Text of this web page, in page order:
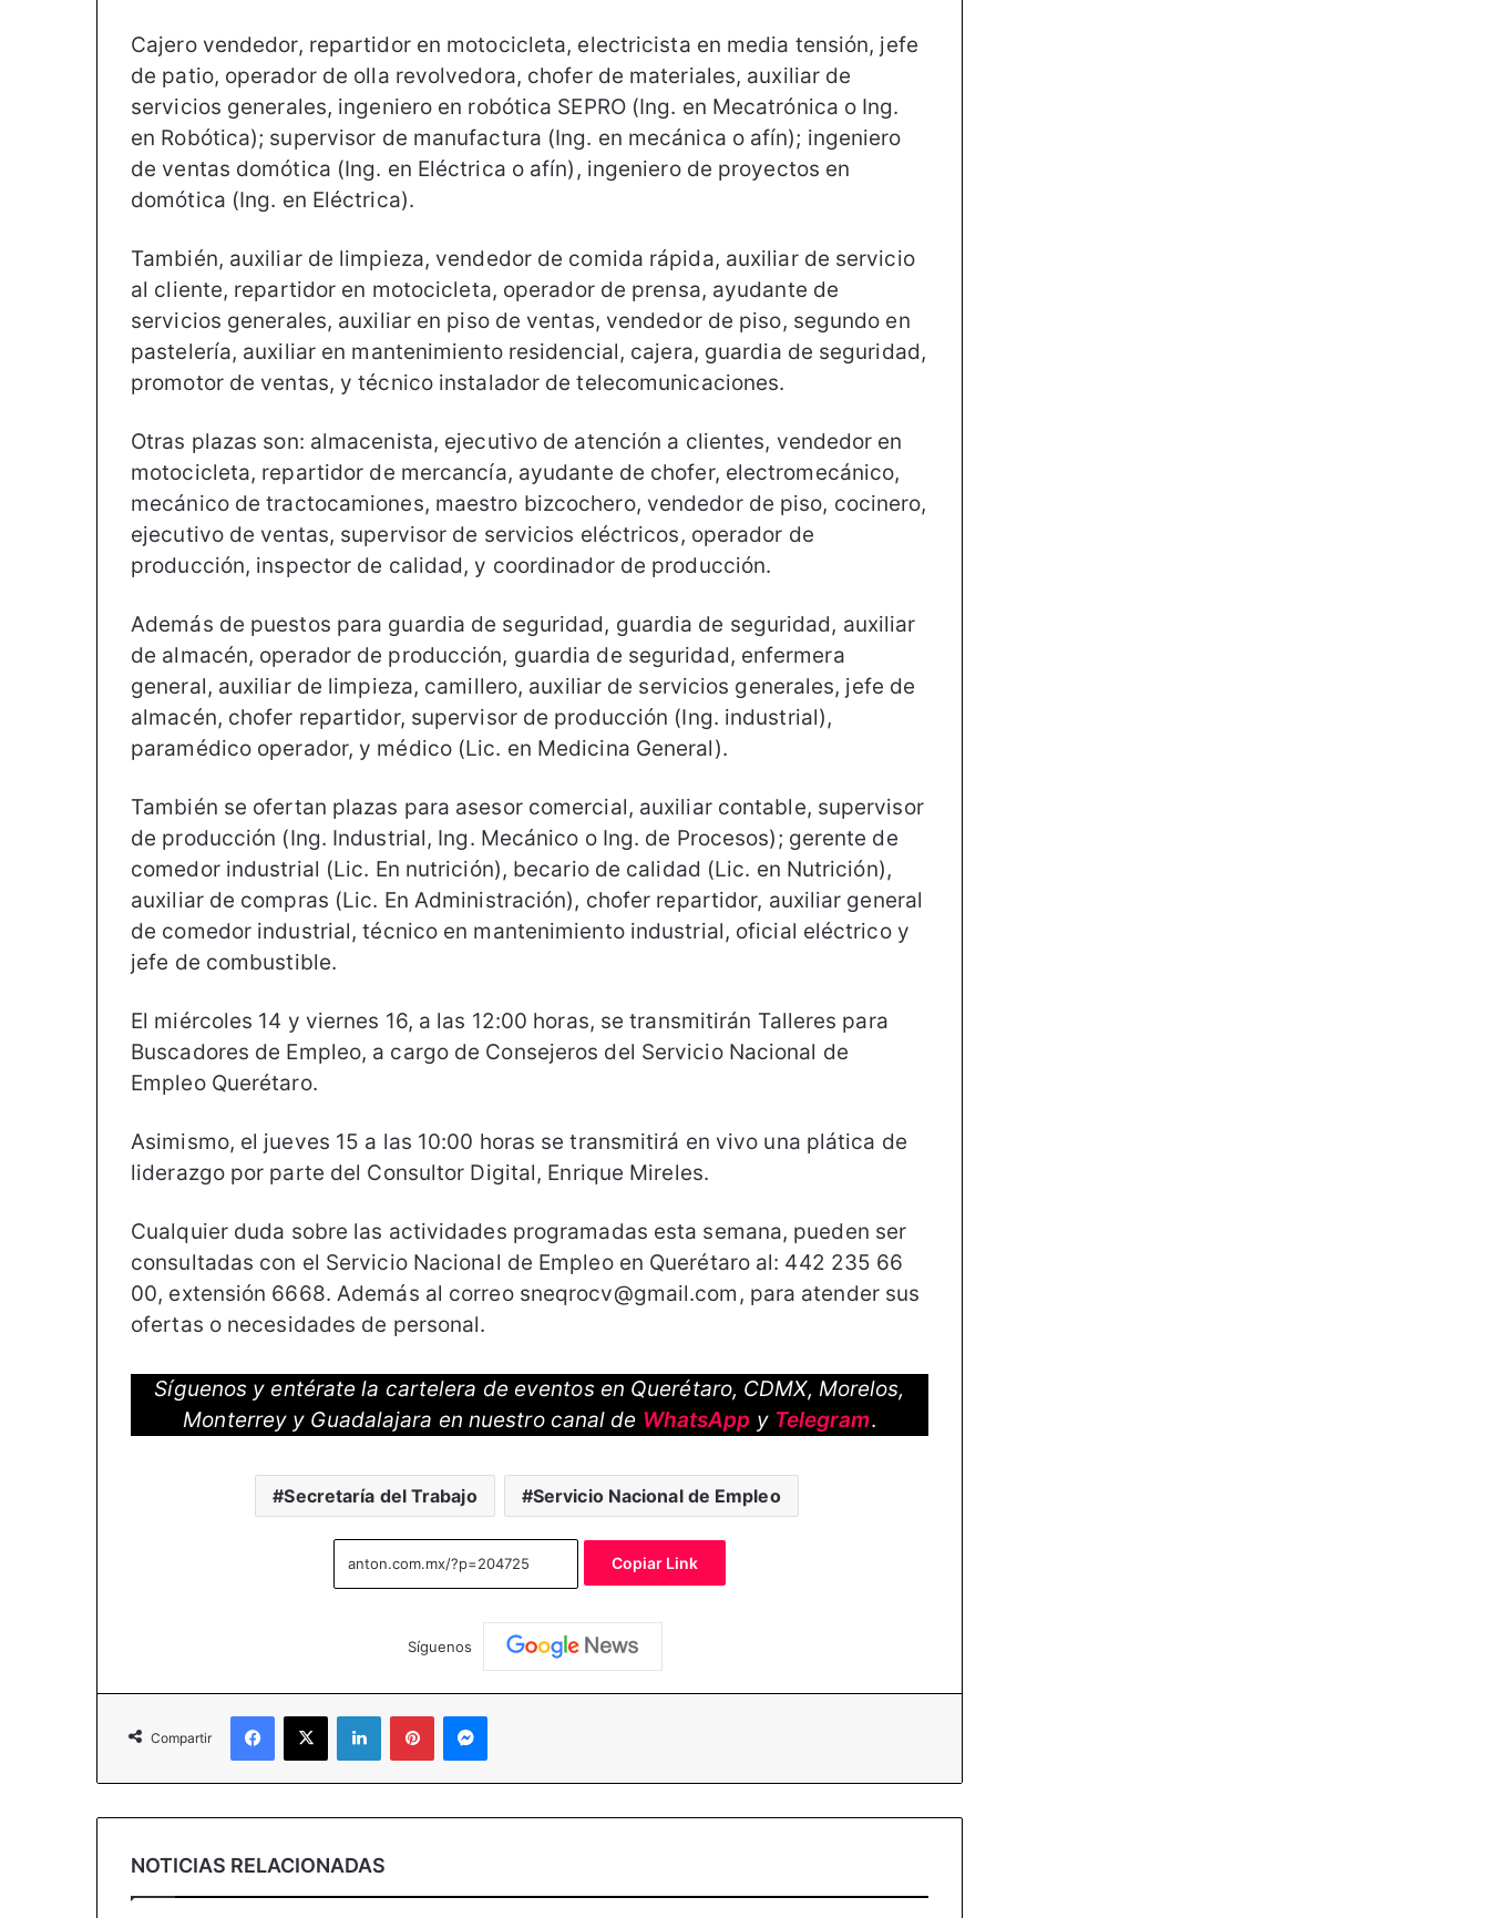
Cajero vendedor, repartidor en motocicleta, electricista en media tensión, jefe
de patio, operador de olla revolvedora, chofer de materiales, auxiliar de
servicios generales, ingeniero en robótica SEPRO (Ing. en Mecatrónica o Ing.
en Robótica); supervisor de manufactura (Ing. en mecánica o afín); ingeniero
de ventas domótica (Ing. en Eléctrica o afín), ingeniero de proyectos en
domótica (Ing. en Eléctrica).
También, auxiliar de limpieza, vendedor de comida rápida, auxiliar de servicio
al cliente, repartidor en motocicleta, operador de prensa, ayudante de
servicios generales, auxiliar en piso de ventas, vendedor de piso, segundo en
pastelería, auxiliar en mantenimiento residencial, cajera, guardia de seguridad,
promotor de ventas, y técnico instalador de telecomunicaciones.
Otras plazas son: almacenista, ejecutivo de atención a clientes, vendedor en
motocicleta, repartidor de mercancía, ayudante de chofer, electromecánico,
mecánico de tractocamiones, maestro bizcochero, vendedor de piso, cocinero,
ejecutivo de ventas, supervisor de servicios eléctricos, operador de
producción, inspector de calidad, y coordinador de producción.
Además de puestos para guardia de seguridad, guardia de seguridad, auxiliar
de almacén, operador de producción, guardia de seguridad, enfermera
general, auxiliar de limpieza, camillero, auxiliar de servicios generales, jefe de
almacén, chofer repartidor, supervisor de producción (Ing. industrial),
paramédico operador, y médico (Lic. en Medicina General).
También se ofertan plazas para asesor comercial, auxiliar contable, supervisor
de producción (Ing. Industrial, Ing. Mecánico o Ing. de Procesos); gerente de
comedor industrial (Lic. En nutrición), becario de calidad (Lic. en Nutrición),
auxiliar de compras (Lic. En Administración), chofer repartidor, auxiliar general
de comedor industrial, técnico en mantenimiento industrial, oficial eléctrico y
jefe de combustible.
El miércoles 14 y viernes 16, a las 12:00 horas, se transmitirán Talleres para
Buscadores de Empleo, a cargo de Consejeros del Servicio Nacional de
Empleo Querétaro.
Asimismo, el jueves 15 a las 10:00 horas se transmitirá en vivo una plática de
liderazgo por parte del Consultor Digital, Enrique Mireles.
Cualquier duda sobre las actividades programadas esta semana, pueden ser
consultadas con el Servicio Nacional de Empleo en Querétaro al: 442 235 66
00, extensión 6668. Además al correo sneqrocv@gmail.com, para atender sus
ofertas o necesidades de personal.
Síguenos y entérate la cartelera de eventos en Querétaro, CDMX, Morelos,
Monterrey y Guadalajara en nuestro canal de WhatsApp y Telegram.
Secretaría del Trabajo Servicio Nacional de Empleo
Copiar Link
Síguenos
Compartir
Facebook
X LinkedInPinterestMessenger
NOTICIAS RELACIONADAS